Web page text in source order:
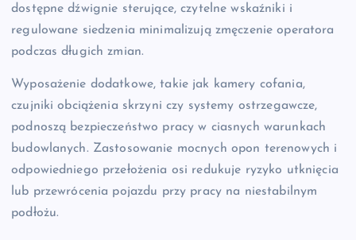
dostępne dźwignie sterujące, czytelne wskaźniki i
regulowane siedzenia minimalizują zmęczenie operatora
podczas długich zmian.
Wyposażenie dodatkowe, takie jak kamery cofania,
czujniki obciążenia skrzyni czy systemy ostrzegawcze,
podnoszą bezpieczeństwo pracy w ciasnych warunkach
budowlanych. Zastosowanie mocnych opon terenowych i
odpowiedniego przełożenia osi redukuje ryzyko utknięcia
lub przewrócenia pojazdu przy pracy na niestabilnym
podłożu.